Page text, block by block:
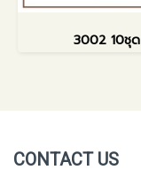
3002 10ชุด
CONTACT US